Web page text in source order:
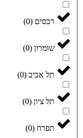
רכסים (
0
)
שומרון (
0
)
תל אביב (
0
)
תל ציון (
0
)
תפרח (
0
)